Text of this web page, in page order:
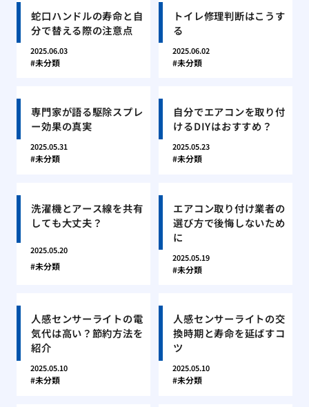
蛇口ハンドルの寿命と自
分で替える際の注意点
2025.06.03
未分類
トイレ修理判断はこうす
る
2025.06.02
未分類
専門家が語る駆除スプレ
ー効果の真実
2025.05.31
未分類
自分でエアコンを取り付
けるDIYはおすすめ？
2025.05.23
未分類
洗濯機とアース線を共有
しても大丈夫？
2025.05.20
未分類
エアコン取り付け業者の
選び方で後悔しないため
に
2025.05.19
未分類
人感センサーライトの電
気代は高い？節約方法を
紹介
2025.05.10
未分類
人感センサーライトの交
換時期と寿命を延ばすコ
ツ
2025.05.10
未分類